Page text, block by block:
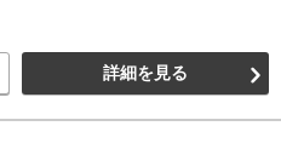
詳細を見る